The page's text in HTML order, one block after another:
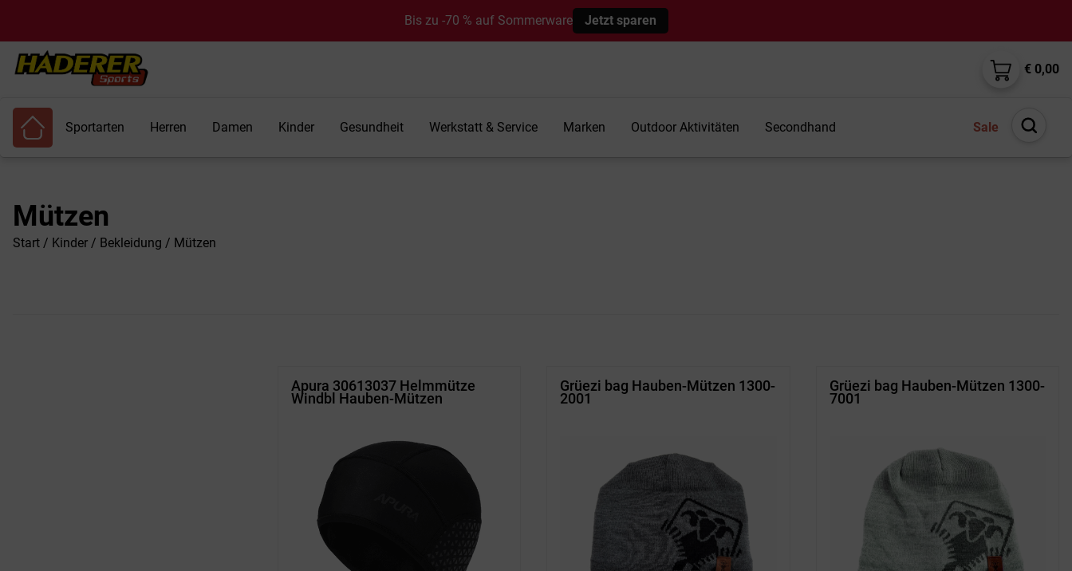
Bis zu -70 % auf Sommerware Jetzt sparen
€ 0,00
Sportarten Herren Damen Kinder Gesundheit Werkstatt & Service Marken Outdoor Aktivitäten Secondhand Sale
Suche
Mützen
Start / Kinder / Bekleidung / Mützen
Apura 30613037 Helmmütze
Windbl Hauben-Mützen
Grüezi bag Hauben-Mützen 1300-
2001
Grüezi bag Hauben-Mützen 1300-
7001